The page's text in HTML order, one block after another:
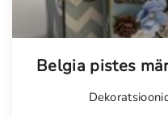
Belgia pistes